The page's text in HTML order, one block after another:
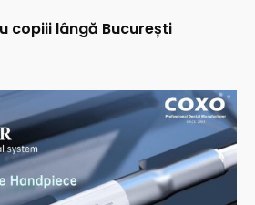
copiii lângă București